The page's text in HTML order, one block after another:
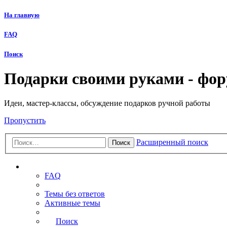
На главную
FAQ
Поиск
Подарки своими руками -
Идеи, мастер-классы, обсуждение подарков ручной работы
Пропустить
Поиск Расширенный поиск
FAQ
Темы без ответов
Активные темы
Поиск